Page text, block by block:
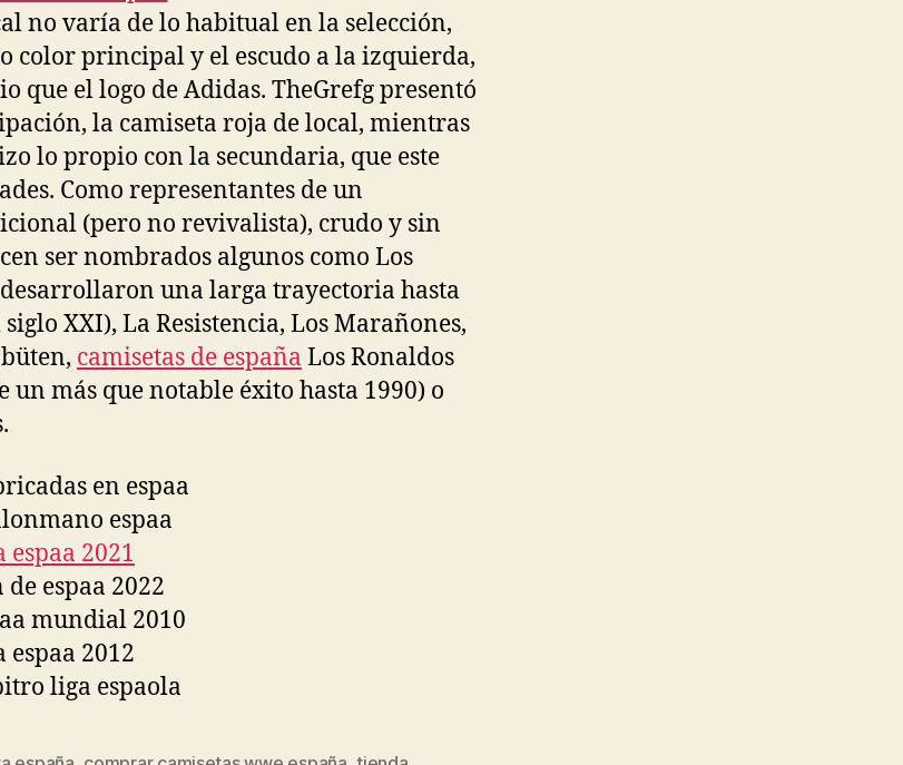
no varía de lo habitual en la selección,
color principal y el escudo a la izquierda,
que el logo de Adidas. TheGrefg presentó
la camiseta roja de local, mientras
lo propio con la secundaria, que este
Como representantes de un
(pero no revivalista), crudo y sin
ser nombrados algunos como Los
una larga trayectoria hasta
XXI), La Resistencia, Los Marañones,
camisetas de españa Los Ronaldos
un más que notable éxito hasta 1990) o